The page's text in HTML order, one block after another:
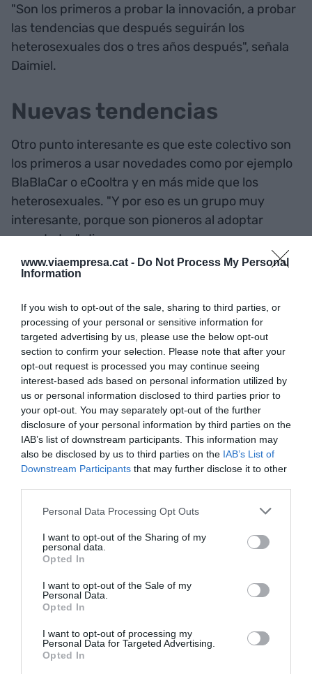
www.viaempresa.cat - Do Not Process My Personal
Information
If you wish to opt-out of the sale, sharing to third parties, or
processing of your personal or sensitive information for
targeted advertising by us, please use the below opt-out
section to confirm your selection. Please note that after your
opt-out request is processed you may continue seeing
interest-based ads based on personal information utilized by
us or personal information disclosed to third parties prior to
your opt-out. You may separately opt-out of the further
disclosure of your personal information by third parties on the
IAB’s list of downstream participants. This information may
also be disclosed by us to third parties on the IAB’s List of
Downstream Participants that may further disclose it to other
Personal Data Processing Opt Outs
I want to opt-out of the Sharing of my
personal data.
Opted In
I want to opt-out of the Sale of my
Personal Data.
Opted In
I want to opt-out of processing my
Personal Data for Targeted Advertising.
Opted In
"Son los primeros a probar la innovación, a probar
las tendencias que después seguirán los
heterosexuales dos o tres años después", señala
Daimiel.
Nuevas tendencias
Otro punto interesante es que este colectivo son
los primeros a usar novedades como por ejemplo
BlaBlaCar o eCooltra y en más mide que los
heterosexuales. "Y por eso es un grupo muy
interesante, porque son pioneros al adoptar
novedades", dice.
Del estudio también sedesprende que ven más
"Tiene sentido, porque Netflix o HBO lanzan
contenidos que hablan sobre el colectivo y los
viene más de gusto verSin 8uOrange is the new
Black que noLo Puente viejo", detalla.
Más dinero, más gastada
La disponibilidad de ahorros también es un tema a
tener en cuenta en este colectivo. El dinero extra
que entran en estos hogares irá destinado a
compras futuras, ya sea un viaje, un coche,
se ahorra para afrontar posibles imprevistos del
día a día.
Es más, la propensión al ocio es mayor en el
colectivo LGTBI+, con la curiosidad añadida que
no es exclusivo de los más jóvenes, sino también
de los grandes. Este perfil ofrece particularidades